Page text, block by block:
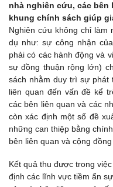
nhà nghiên cứu, các bên
khung chính sách giúp
Nghiên cứu không chỉ làm
dụ như: sự công nhận
phải có các hành động và
sự đồng thuận rộng lớn)
sách nhằm duy trì sự phát
liên quan đến vấn đề kể
các bên liên quan và các
còn xác định một số đề
những can thiệp bằng
bên liên quan và cộng
Kết quả thu được trong
định các lĩnh vực tiềm ẩn